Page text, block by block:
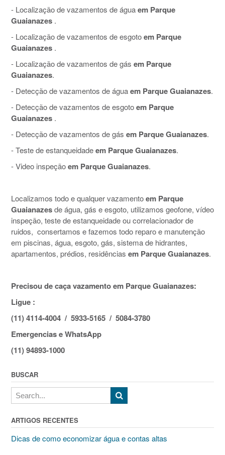
- Localização de vazamentos de águaem Parque
Guaianazes .
- Localização de vazamentos de esgotoem Parque
Guaianazes .
- Localização de vazamentos de gás em Parque
Guaianazes.
- Detecção de vazamentos de águaem Parque Guaianazes.
- Detecção de vazamentos de esgotoem Parque
Guaianazes .
- Detecção de vazamentos de gás em Parque Guaianazes.
- Teste de estanqueidadeem Parque Guaianazes.
- Video inspeçãoem Parque Guaianazes.
Localizamos todo e qualquer vazamentoem Parque
Guaianazesde água, gás e esgoto, utilizamos geofone, vídeo
inspeção, teste de estanqueidade ou correlacionador de
ruidos, consertamos e fazemos todo reparo e manutenção
em piscinas, água, esgoto, gás, sistema de hidrantes,
apartamentos, prédios, residências em Parque Guaianazes.
Precisou de caça vazamento em Parque Guaianazes:
Ligue :
(11) 4114-4004 / 5933-5165 / 5084-3780
Emergencias e WhatsApp
(11) 94893-1000
BUSCAR
ARTIGOS RECENTES
Dicas de como economizar água e contas altas